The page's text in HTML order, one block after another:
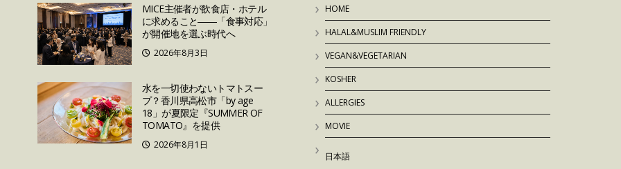
MICE主催者が飲食店・ホテル
に求めること――「食事対応」
が開催地を選ぶ時代へ
2026年8月3日
水を一切使わないトマトスー
プ？香川県高松市「by age
18」が夏限定『SUMMER OF
TOMATO』を提供
2026年8月1日
HOME
HALAL&MUSLIM FRIENDLY
VEGAN&VEGETARIAN
KOSHER
ALLERGIES
MOVIE
日本語